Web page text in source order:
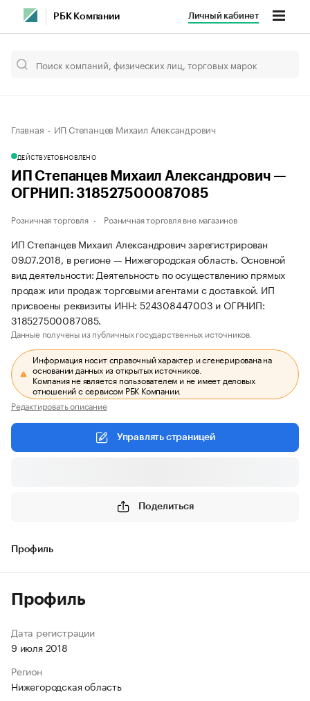
РБК Компании Личный кабинет
Главная ИП Степанцев Михаил Александрович
ДЕЙСТВУЕТОБНОВЛЕНО
ИП Степанцев Михаил Александрович —
ОГРНИП: 318527500087085
Розничная торговля Розничная торговля вне магазинов
ИП Степанцев Михаил Александрович зарегистрирован
09.07.2018, в регионе — Нижегородская область. Основной
вид деятельности: Деятельность по осуществлению прямых
продаж или продаж торговыми агентами с доставкой. ИП
присвоены реквизиты ИНН: 524308447003 и ОГРНИП:
318527500087085.
Данные получены из публичных государственных источников.
Информация носит справочный характер и сгенерирована на
основании данных из открытых источников.
Компания не является пользователем и не имеет деловых
отношений с сервисом РБК Компании.
Редактировать описание
Управлять страницей
Поделиться
Профиль
Профиль
Дата регистрации
9 июля 2018
Регион
Нижегородская область